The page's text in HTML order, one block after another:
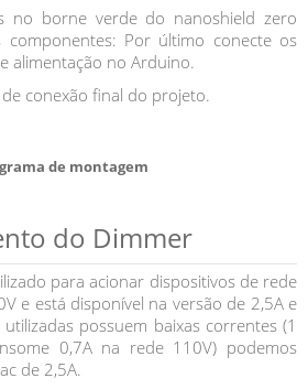
no borne verde do nanoshield zero
componentes: Por último conecte os
alimentação no Arduino.
conexão final do projeto.
de montagem
do Dimmer
para acionar dispositivos de rede
e está disponível na versão de 2,5A e
possuem baixas correntes (1
0,7A na rede 110V) podemos
de 2,5A.